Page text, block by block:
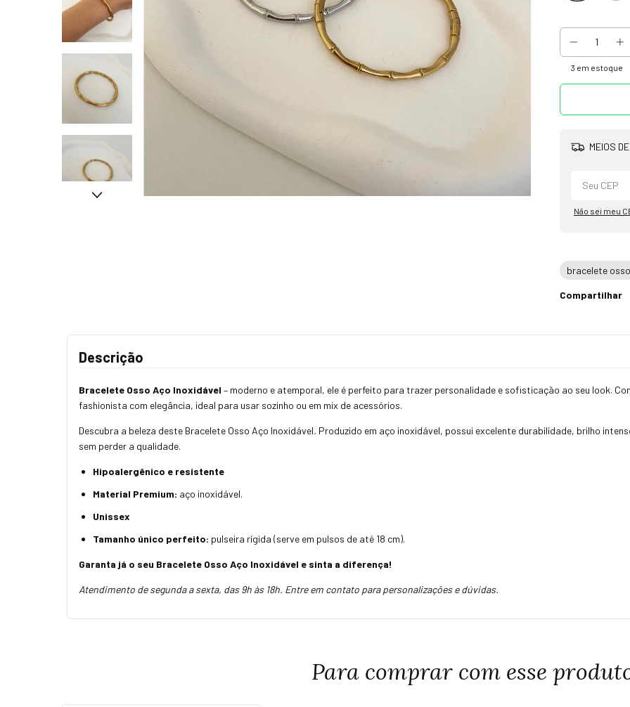
3 em estoque
MEIOS
Não sei meu
bracelete osso
Compartilhar
Descrição
Bracelete Osso Aço Inoxidável – moderno e atemporal, ele é perfeito para trazer personalidade e sofisticação ao seu look.
fashionista com elegância, ideal para usar sozinho ou em mix de acessórios.
Descubra a beleza deste Bracelete Osso Aço Inoxidável. Produzido em aço inoxidável, possui excelente durabilidade, brilho
sem perder a qualidade.
Hipoalergênico e resistente
Material Premium: aço inoxidável.
Unissex
Tamanho único perfeito: pulseira rígida (serve em pulsos de até 18 cm).
Garanta já o seu Bracelete Osso Aço Inoxidável e sinta a diferença!
Atendimento de segunda a sexta, das 9h às 18h. Entre em contato para personalizações e dúvidas.
Para comprar com esse